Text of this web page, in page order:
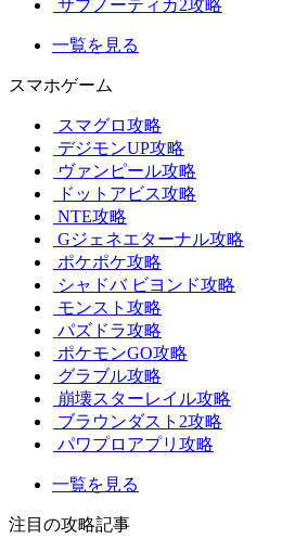
サブノーティカ2攻略
一覧を見る
スマホゲーム
スマグロ攻略
デジモンUP攻略
ヴァンピール攻略
ドットアビス攻略
NTE攻略
Gジェネエターナル攻略
ポケポケ攻略
シャドバ ビヨンド攻略
モンスト攻略
パズドラ攻略
ポケモンGO攻略
グラブル攻略
崩壊スターレイル攻略
ブラウンダスト2攻略
パワプロアプリ攻略
一覧を見る
注目の攻略記事